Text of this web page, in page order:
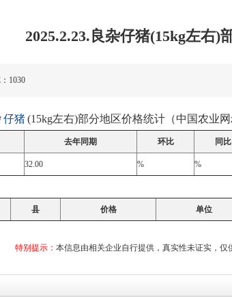
2025.2.23.良杂仔猪(15kg左右)
1030
仔猪(15kg左右)部分地区价格统计（中国农业网
去年同期 环比 同比
32.00 % %
县 价格 单位
特别提示： 本信息由相关企业自行提供，真实性未证实，仅